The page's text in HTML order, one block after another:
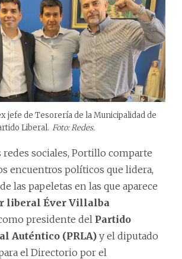
jefe de Tesorería de la Municipalidad de
Liberal. Foto: Redes.
redes sociales, Portillo comparte
encuentros políticos que lidera,
las papeletas en las que aparece
liberal Éver Villalba
presidente del Partido
Auténtico (PRLA) y el diputado
el Directorio por el